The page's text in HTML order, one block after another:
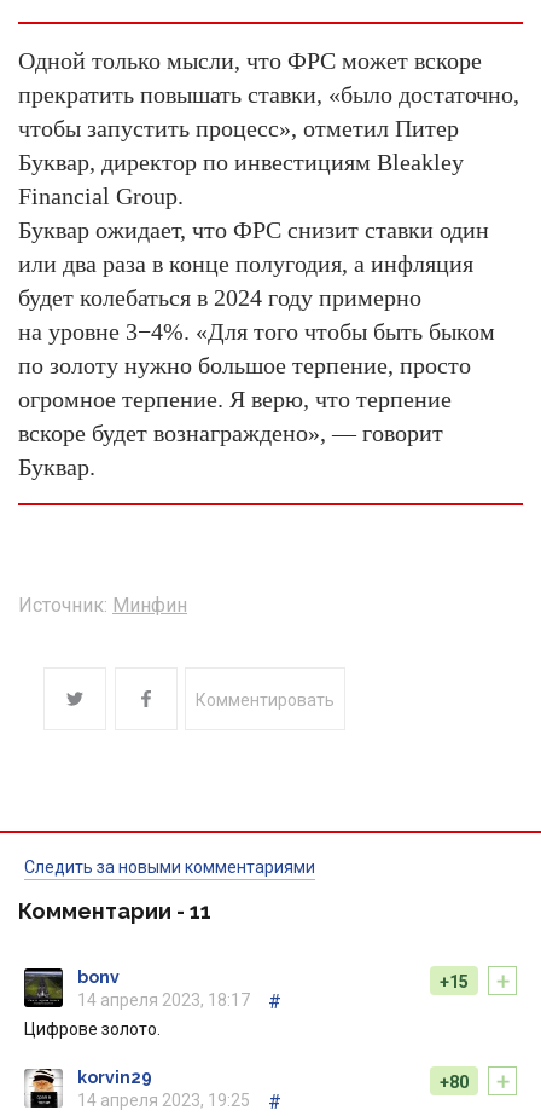
Одной только мысли, что ФРС может вскоре
прекратить повышать ставки, «было достаточно,
чтобы запустить процесс», отметил Питер
Буквар, директор по инвестициям Bleakley
Financial Group.
Буквар ожидает, что ФРС снизит ставки один
или два раза в конце полугодия, а инфляция
будет колебаться в 2024 году примерно
на уровне 3−4%. «Для того чтобы быть быком
по золоту нужно большое терпение, просто
огромное терпение. Я верю, что терпение
вскоре будет вознаграждено», — говорит
Буквар.
Источник: Минфин
Комментировать
Следить за новыми комментариями
Комментарии - 11
+
+15
bonv
14 апреля 2023, 18:17
#
Цифрове золото.
+
+80
korvin29
14 апреля 2023, 19:25
#